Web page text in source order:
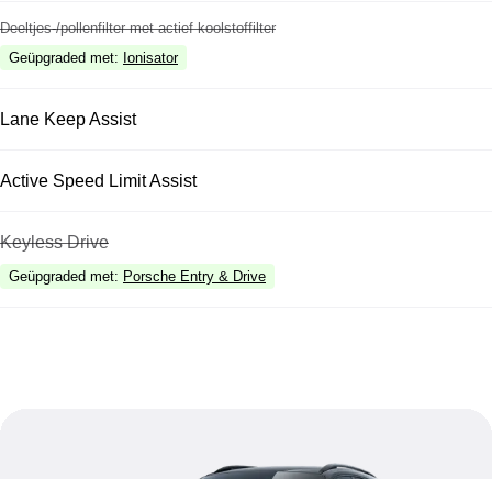
Deeltjes-/pollenfilter met actief koolstoffilter
Geüpgraded met: Ionisator
Lane Keep Assist
Active Speed Limit Assist
Keyless Drive
Geüpgraded met: Porsche Entry & Drive